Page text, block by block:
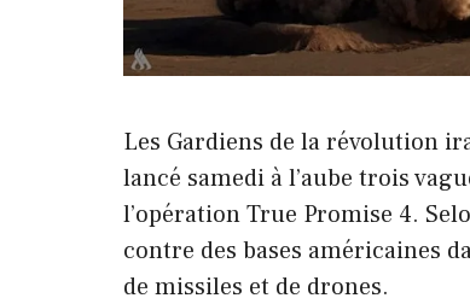
Les Gardiens de la révolution
lancé samedi à l’aube trois
l’opération True Promise 4.
contre des bases américaines
de missiles et de drones.